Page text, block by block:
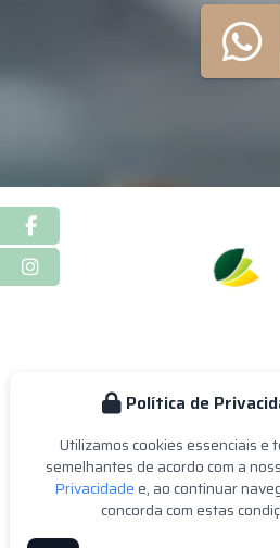
Facebook
Instagram
Empresa Serviços
Blog
Contato
Política de
Utilizamos cookies essenciais e
semelhantes de acordo com a
Privacidadee, ao continuar
concorda com estas